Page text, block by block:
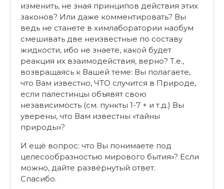
изменить, не зная принципов действия этих
законов? Или даже комментировать? Вы
ведь не станете в химлаборатории наобум
смешивать две неизвестные по составу
жидкости, ибо не знаете, какой будет
реакция их взаимодействия, верно? Т.е.,
возвращаясь к Вашей теме: Вы полагаете,
что Вам известно, ЧТО случится в Природе,
если палестинцы объявят свою
независимость (см. пункты 1-7 + и т.д.) Вы
уверены, что Вам известны «тайны
природы»?
И ещё вопрос: что Вы понимаете под
целесообразностью мирового бытия»? Если
можно, дайте развёрнутый ответ.
Спасибо.